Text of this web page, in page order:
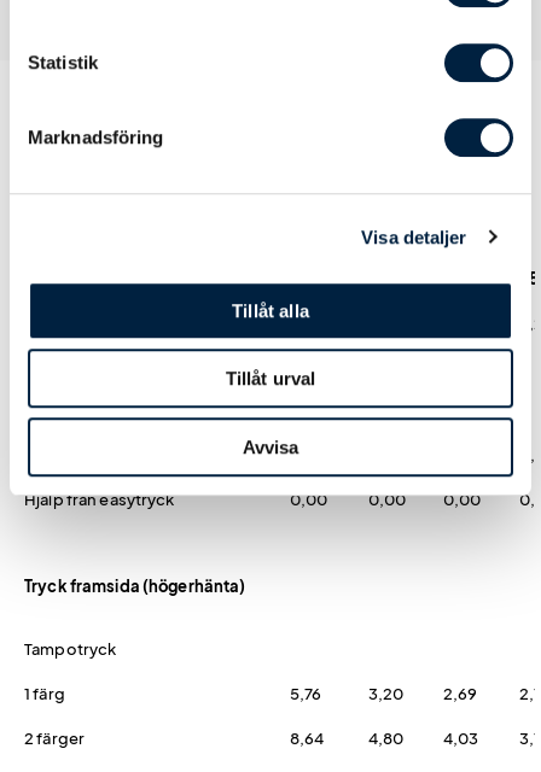
Statistik
Marknadsföring
Visa detaljer
Tillåt alla
Tillåt urval
Avvisa
9,54
Designmetod
0,00
Hjälp från easytryck 0,00 0,00 0,00
Tryck framsida (högerhänta)
Tampotryck
1 färg 5,76 3,20 2,69
2 färger 8,64 4,80 4,03